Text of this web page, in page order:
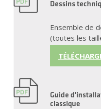
Dessins
Ensemble de
(toutes les
Guide
classique